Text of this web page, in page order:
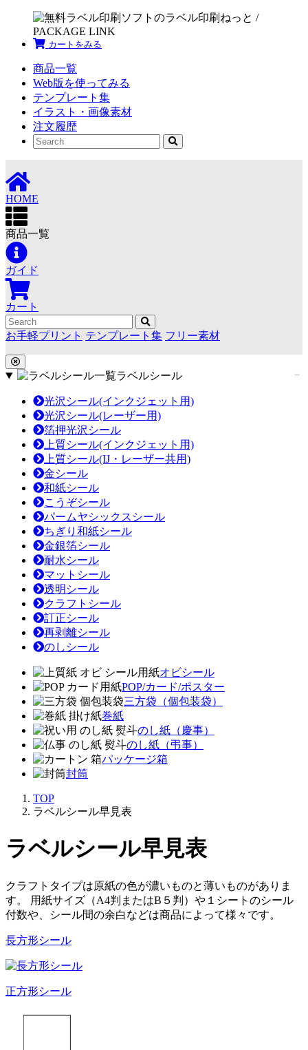
カートをみる
商品一覧
Web版を使ってみる
テンプレート集
イラスト・画像素材
注文履歴
HOME
商品一覧
ガイド
カート
お手軽プリント テンプレート集 フリー素材
ラベルシール
光沢シール(インクジェット用)
光沢シール(レーザー用)
箔押光沢シール
上質シール(インクジェット用)
上質シール(IJ・レーザー共用)
金シール
和紙シール
こうぞシール
パームヤシックスシール
ちぎり和紙シール
金銀箔シール
耐水シール
マットシール
透明シール
クラフトシール
訂正シール
再剥離シール
のしシール
オビシール
POP/カード/ポスター
三方袋（個包装袋）
巻紙
のし紙（慶事）
のし紙（弔事）
パッケージ箱
封筒
TOP
ラベルシール早見表
ラベルシール早見表
クラフトタイプは原紙の色が濃いものと薄いものがありま
す。 用紙サイズ（A4判またはB５判）や１シートのシール
付数や、シール間の余白などは商品によって様々です。
長方形シール
正方形シール